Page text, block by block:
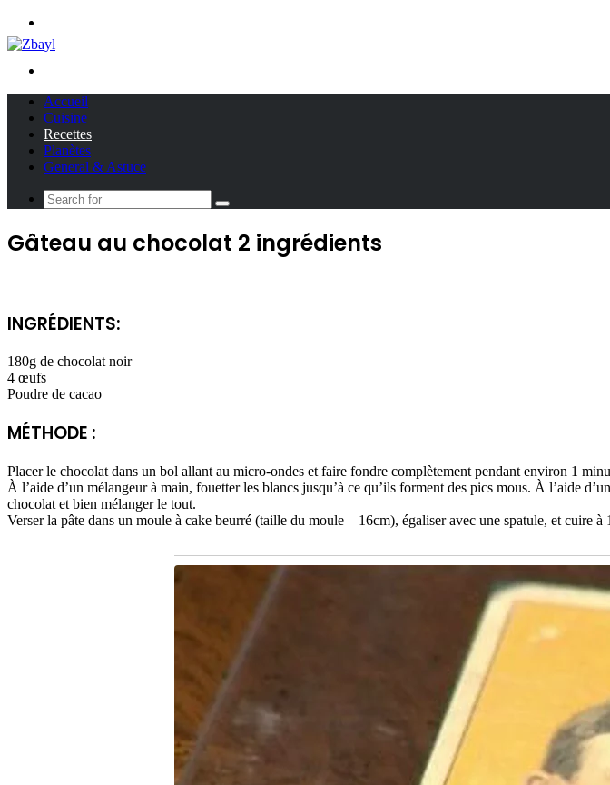
Accueil
Cuisine
Recettes
Planètes
General & Astuce
Search
Gâteau au chocolat 2 ingrédients
INGRÉDIENTS:
180g de chocolat noir
4 œufs
Poudre de cacao
MÉTHODE :
Placer le chocolat dans un bol allant au micro-ondes et faire fondre complètement pendant environ 1
À l’aide d’un mélangeur à main, fouetter les blancs jusqu’à ce qu’ils forment des pics mous. À l’aide
chocolat et bien mélanger le tout.
Verser la pâte dans un moule à cake beurré (taille du moule – 16cm), égaliser avec une spatule, et cuire